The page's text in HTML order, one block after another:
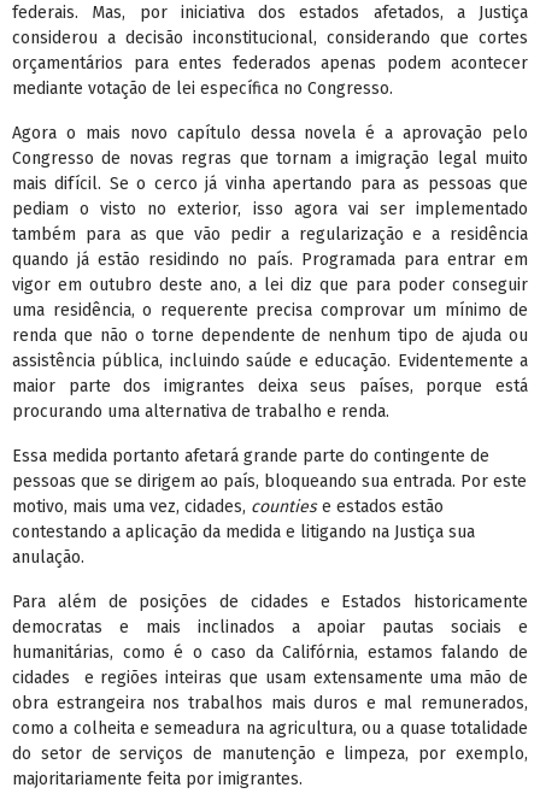
federais. Mas, por iniciativa dos estados afetados, a Justiça
considerou a decisão inconstitucional, considerando que cortes
orçamentários para entes federados apenas podem acontecer
mediante votação de lei específica no Congresso.
Agora o mais novo capítulo dessa novela é a aprovação pelo
Congresso de novas regras que tornam a imigração legal muito
mais difícil. Se o cerco já vinha apertando para as pessoas que
pediam o visto no exterior, isso agora vai ser implementado
também para as que vão pedir a regularização e a residência
quando já estão residindo no país. Programada para entrar em
vigor em outubro deste ano, a lei diz que para poder conseguir
uma residência, o requerente precisa comprovar um mínimo de
renda que não o torne dependente de nenhum tipo de ajuda ou
assistência pública, incluindo saúde e educação. Evidentemente a
maior parte dos imigrantes deixa seus países, porque está
procurando uma alternativa de trabalho e renda.
Essa medida portanto afetará grande parte do contingente de
pessoas que se dirigem ao país, bloqueando sua entrada. Por este
motivo, mais uma vez, cidades, countiese estados estão
contestando a aplicação da medida e litigando na Justiça sua
anulação.
Para além de posições de cidades e Estados historicamente
democratas e mais inclinados a apoiar pautas sociais e
humanitárias, como é o caso da Califórnia, estamos falando de
cidades e regiões inteiras que usam extensamente uma mão de
obra estrangeira nos trabalhos mais duros e mal remunerados,
como a colheita e semeadura na agricultura, ou a quase totalidade
do setor de serviços de manutenção e limpeza, por exemplo,
majoritariamente feita por imigrantes.